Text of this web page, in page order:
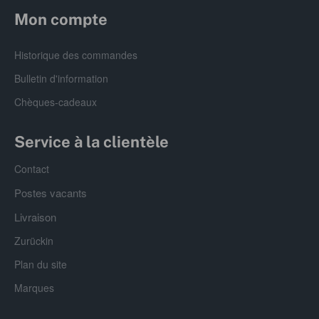
Mon compte
Historique des commandes
Bulletin d'information
Chèques-cadeaux
Service à la clientèle
Contact
Postes vacants
Livraison
Zurückin
Plan du site
Marques